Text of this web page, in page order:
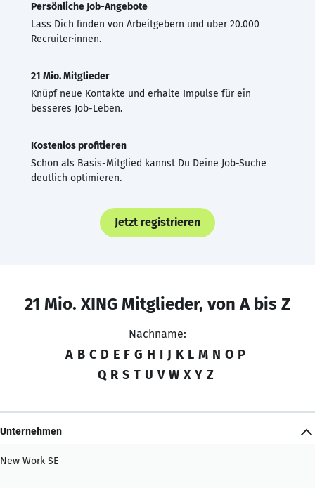
Persönliche Job-Angebote
Lass Dich finden von Arbeitgebern und über 20.000
Recruiter·innen.
21 Mio. Mitglieder
Knüpf neue Kontakte und erhalte Impulse für ein
besseres Job-Leben.
Kostenlos profitieren
Schon als Basis-Mitglied kannst Du Deine Job-Suche
deutlich optimieren.
Jetzt registrieren
21 Mio. XING Mitglieder, von A bis Z
Nachname:
A B C D E F G H I J K L M N O P
Q R S T U V W X Y Z
Unternehmen
New Work SE